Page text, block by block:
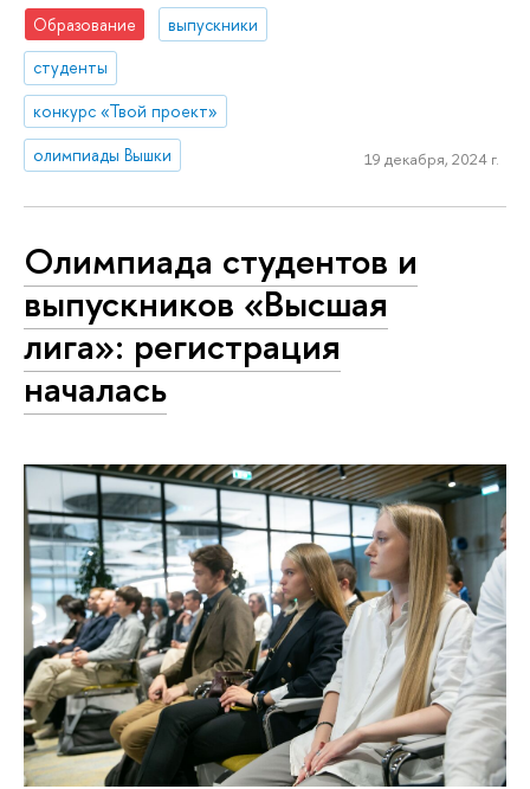
Образование
выпускники
студенты
конкурс «Твой проект»
олимпиады Вышки
19 декабря, 2024 г.
Олимпиада студентов и
выпускников «Высшая
лига»: регистрация
началась